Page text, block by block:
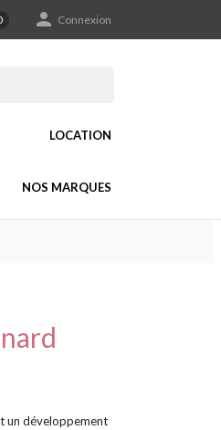
 Connexion
LOCATION
NOS MARQUES
un développement